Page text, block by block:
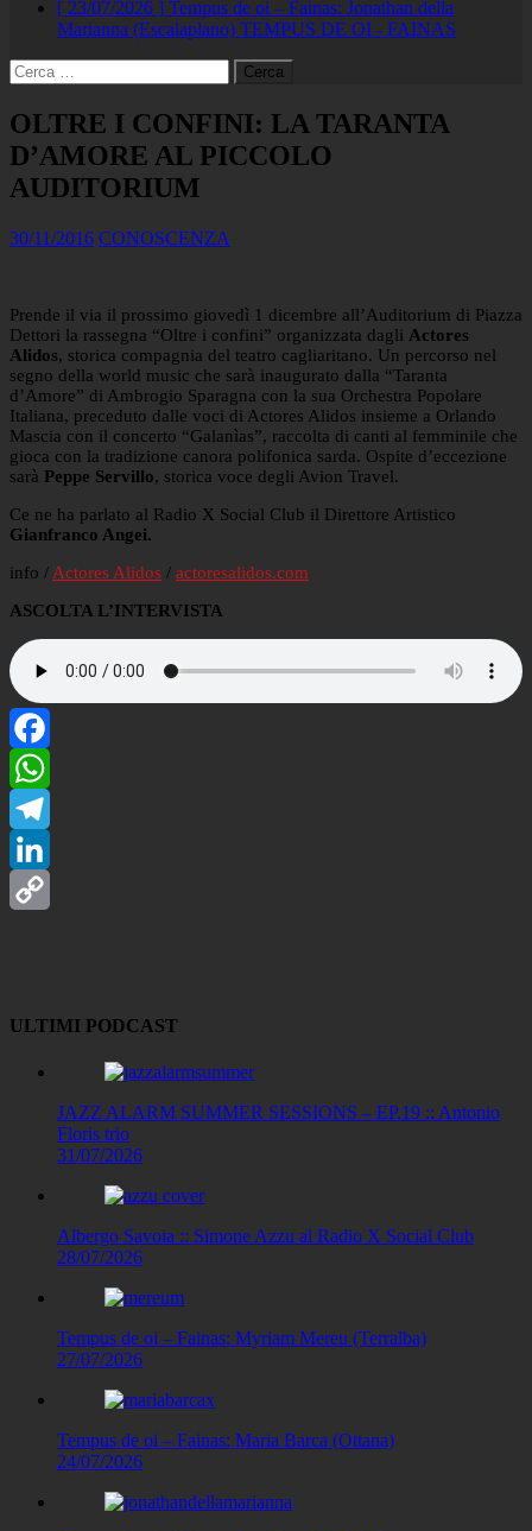
[ 23/07/2026 ] Tempus de oi – Fainas: Jonathan della
Marianna (Escalaplano) TEMPUS DE OI - FAINAS
Ricerca
per:
OLTRE I CONFINI: LA TARANTA
D’AMORE AL PICCOLO
AUDITORIUM
30/11/2016 CONOSCENZA
Prende il via il prossimo giovedì 1 dicembre all’Auditorium di Piazza
Dettori la rassegna “Oltre i confini” organizzata dagli Actores
Alidos, storica compagnia del teatro cagliaritano. Un percorso nel
segno della world music che sarà inaugurato dalla “Taranta
d’Amore” di Ambrogio Sparagna con la sua Orchestra Popolare
Italiana, preceduto dalle voci di Actores Alidos insieme a Orlando
Mascia con il concerto “Galanìas”, raccolta di canti al femminile che
gioca con la tradizione canora polifonica sarda. Ospite d’eccezione
sarà Peppe Servillo, storica voce degli Avion Travel.
Ce ne ha parlato al Radio X Social Club il Direttore Artistico
Gianfranco Angei.
info / Actores Alidos / actoresalidos.com
ASCOLTA L’INTERVISTA
Facebook
WhatsApp
Telegram
LinkedIn
ULTIMI PODCAST
JAZZ ALARM SUMMER SESSIONS – EP.19 :: Antonio
Floris trio
31/07/2026
Albergo Savoia :: Simone Azzu al Radio X Social Club
28/07/2026
Tempus de oi – Fainas: Myriam Mereu (Terralba)
27/07/2026
Tempus de oi – Fainas: Maria Barca (Ottana)
24/07/2026